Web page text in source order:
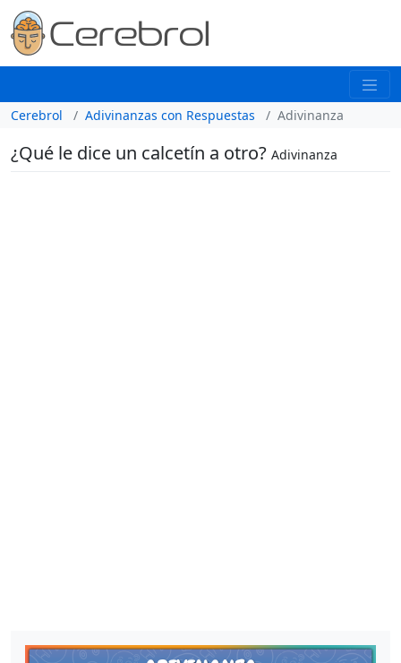
Cerebrol Adivinanzas con Respuestas Adivinanza
¿Qué le dice un calcetín a otro? Adivinanza